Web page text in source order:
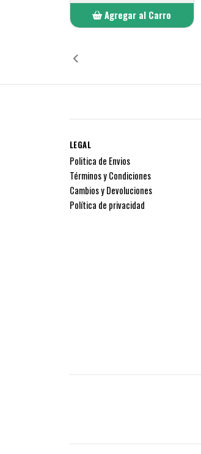
Agregar al Carro
LEGAL
Politica de Envios
Términos y Condiciones
Cambios y Devoluciones
Política de privacidad